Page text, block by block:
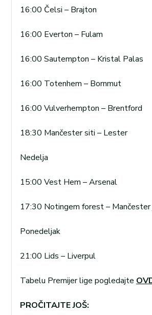
16:00 Čelsi – Brajton
16:00 Everton – Fulam
16:00 Sautempton – Kristal Palas
16:00 Totenhem – Bornmut
16:00 Vulverhempton – Brentford
18:30 Mančester siti – Lester
Nedelja
15:00 Vest Hem – Arsenal
17:30 Notingem forest – Mančester
Ponedeljak
21:00 Lids – Liverpul
Tabelu Premijer lige pogledajte
PROČITAJTE JOŠ: